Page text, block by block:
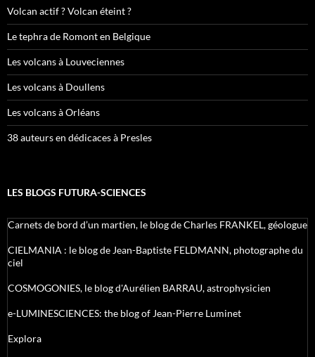
Volcan actif ? Volcan éteint ?
Le tephra de Romont en Belgique
Les volcans à Louveciennes
Les volcans à Doullens
Les volcans à Orléans
38 auteurs en dédicaces à Presles
LES BLOGS FUTURA-SCIENCES
Carnets de bord d’un martien, le blog de Charles FRANKEL, géologue
CIELMANIA : le blog de Jean-Baptiste FELDMANN, photographe du
ciel
COSMOGONIES, le blog d'Aurélien BARRAU, astrophysicien
e-LUMINESCIENCES: the blog of Jean-Pierre Luminet
Explora